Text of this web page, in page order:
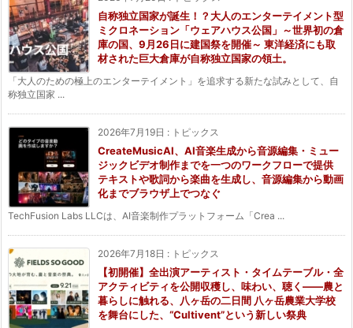
自称独立国家が誕生！？大人のエンターテイメント型
ミクロネーション「ウェアハウス公国」～世界初の倉
庫の国、9月26日に建国祭を開催～ 東洋経済にも取
材された巨大倉庫が自称独立国家の領土。
「大人のための極上のエンターテイメント」を追求する新たな試みとして、自
称独立国家 ...
2026年7月19日 : トピックス
CreateMusicAI、AI音楽生成から音源編集・ミュー
ジックビデオ制作までを一つのワークフローで提供
テキストや歌詞から楽曲を生成し、音源編集から動画
化までブラウザ上でつなぐ
TechFusion Labs LLCは、AI音楽制作プラットフォーム「Crea ...
2026年7月18日 : トピックス
【初開催】全出演アーティスト・タイムテーブル・全
アクティビティを公開収穫し、味わい、聴く——農と
暮らしに触れる、八ヶ岳の二日間 八ヶ岳農業大学校
を舞台にした、“Cultivent”という新しい祭典